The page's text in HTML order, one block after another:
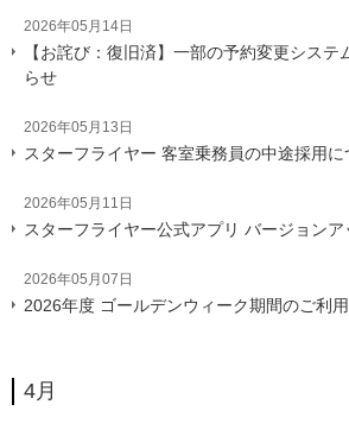
2026年05月14日
【お詫び：復旧済】一部の予約変更システ
らせ
2026年05月13日
スターフライヤー 客室乗務員の中途採用に
2026年05月11日
スターフライヤー公式アプリ バージョンア
2026年05月07日
2026年度 ゴールデンウィーク期間のご利
4月